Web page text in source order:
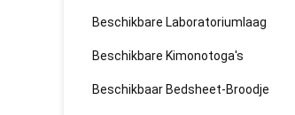
Beschikbare Laboratoriumlaag
Beschikbare Kimonotoga's
Beschikbaar Bedsheet-Broodje